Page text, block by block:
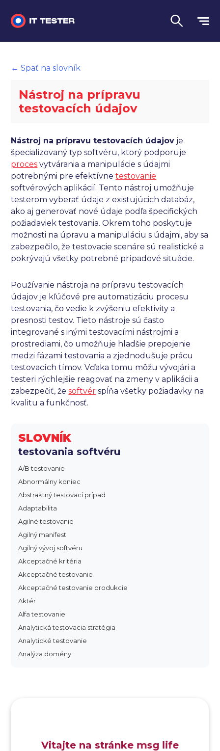
Automatizované testovanie
Performance testing
Slovník
SLOVNÍK
testovania softvéru
A/B testovanie
Abnormálny koniec
Abstraktný testovací prípad
Adaptabilita
Agilné testovanie
Agilný manifest
Agilný vývoj softvéru
Akceptačné kritéria
Akceptačné testovanie
Akceptačné testovanie produkcie
Aktér
Alfa testovanie
Analytická testovacia stratégia
Analytické testovanie
Analýza domény
Analýza príčin a následkov
← Späť na slovník
Nástroj na prípravu
testovacích údajov
Nástroj na prípravu testovacích údajov je
špecializovaný typ softvéru, ktorý podporuje
proces vytvárania a manipulácie s údajmi
potrebnými pre efektívnetestovanie
softvérových aplikácií. Tento nástroj umožňuje
testerom vyberať údaje z existujúcich databáz,
ako aj generovať nové údaje podľa špecifických
požiadaviek testovania. Okrem toho poskytuje
možnosti na úpravu a manipuláciu s údajmi, aby sa
zabezpečilo, že testovacie scenáre sú realistické a
pokrývajú všetky potrebné prípadové situácie.
Používanie nástroja na prípravu testovacích
údajov je kľúčové pre automatizáciu procesu
testovania, čo vedie k zvýšeniu efektivity a
presnosti testov. Tieto nástroje sú často
integrované s inými testovacími nástrojmi a
prostrediami, čo umožňuje hladšie prepojenie
medzi fázami testovania a zjednodušuje prácu
testovacích tímov. Vďaka tomu môžu vývojári a
testeri rýchlejšie reagovať na zmeny v aplikácii a
zabezpečiť, žesoftvér spĺňa všetky požiadavky na
kvalitu a funkčnosť.
Vitajte na stránke msg life